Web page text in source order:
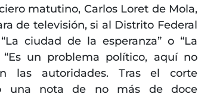
matutino, Carlos Loret de Mola,
de televisión, si al Distrito Federal
ciudad de la esperanza” o “La
un problema político, aquí no
las autoridades. Tras el corte
una nota de no más de doce